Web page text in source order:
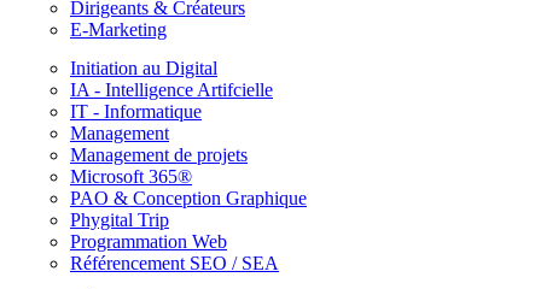
Dirigeants & Créateurs
E-Marketing
Initiation au Digital
IA - Intelligence Artifcielle
IT - Informatique
Management
Management de projets
Microsoft 365®
PAO & Conception Graphique
Phygital Trip
Programmation Web
Référencement SEO / SEA